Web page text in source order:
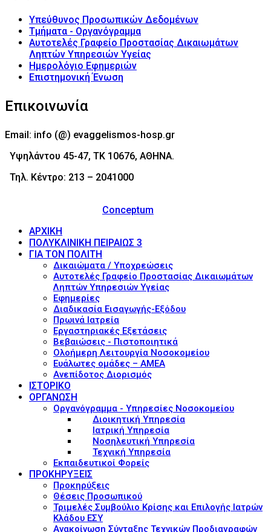
Υπεύθυνος Προσωπικών Δεδομένων
Τμήματα - Οργανόγραμμα
Αυτοτελές Γραφείο Προστασίας Δικαιωμάτων
Ληπτών Υπηρεσιών Υγείας
Ημερολόγιο Εφημεριών
Επιστημονική Ένωση
Επικοινωνία
Email: info (@) evaggelismos-hosp.gr
Υψηλάντου 45-47, ΤΚ 10676, ΑΘΗΝΑ.
Τηλ. Κέντρο: 213 – 2041000
Conceptum
ΑΡΧΙΚΗ
ΠΟΛΥΚΛΙΝΙΚΗ ΠΕΙΡΑΙΩΣ 3
ΓΙΑ ΤΟΝ ΠΟΛΙΤΗ
Δικαιώματα / Υποχρεώσεις
Αυτοτελές Γραφείο Προστασίας Δικαιωμάτων
Ληπτών Υπηρεσιών Υγείας
Εφημερίες
Διαδικασία Εισαγωγής-Εξόδου
Πρωινά Ιατρεία
Εργαστηριακές Εξετάσεις
Βεβαιώσεις - Πιστοποιητικά
Ολοήμερη Λειτουργία Νοσοκομείου
Ευάλωτες ομάδες – ΑΜΕΑ
Ανεπίδοτος Διορισμός
ΙΣΤΟΡΙΚΟ
ΟΡΓΑΝΩΣΗ
Οργανόγραμμα - Υπηρεσίες Νοσοκομείου
Διοικητική Υπηρεσία
Ιατρική Υπηρεσία
Νοσηλευτική Υπηρεσία
Τεχνική Υπηρεσία
Εκπαιδευτικοί Φορείς
ΠΡΟΚΗΡΥΞΕΙΣ
Προκηρύξεις
Θέσεις Προσωπικού
Τριμελές Συμβούλιο Κρίσης και Επιλογής Ιατρών
Κλάδου ΕΣΥ
Ανακοίνωση Σύνταξης Τεχνικών Προδιαγραφών